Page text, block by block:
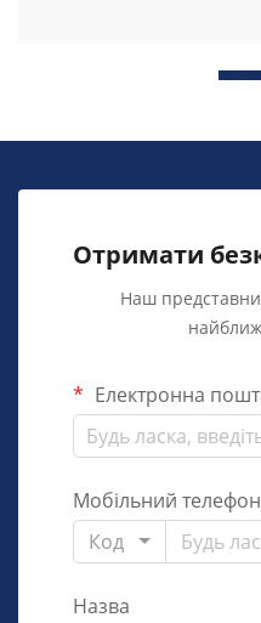
Отримати
Наш
Електронна
Мобільний
Код
Назва